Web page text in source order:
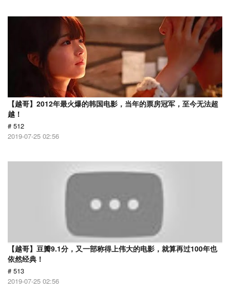
【越哥】2012年最火爆的韩国电影，当年的票房冠军，至今无法超
越！
# 512
2019-07-25 02:56
【越哥】豆瓣9.1分，又一部称得上伟大的电影，就算再过100年也
依然经典！
# 513
2019-07-25 02:56